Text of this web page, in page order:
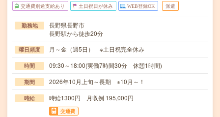
交通費別途支給あり 土日祝日が休み WEB登録OK 派遣
勤務地
長野県長野市
長野駅から徒歩20分
曜日頻度 月～金（週5日） ※土日祝完全休み
時間 09:30～18:00(実働7時間30分 休憩1時間)
期間 2026年10月上旬～長期 ※10月～！
時給 時給1300円 月収例 195,000円
交通費